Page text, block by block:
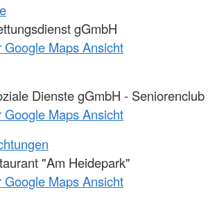
gGmbH
Google Maps Ansicht
Dienste gGmbH - Seniorenclub
Google Maps Ansicht
"Am Heidepark"
Google Maps Ansicht